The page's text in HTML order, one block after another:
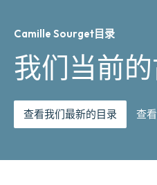
Camille Sourget目录
我们当前
查看我们最新的目录 查